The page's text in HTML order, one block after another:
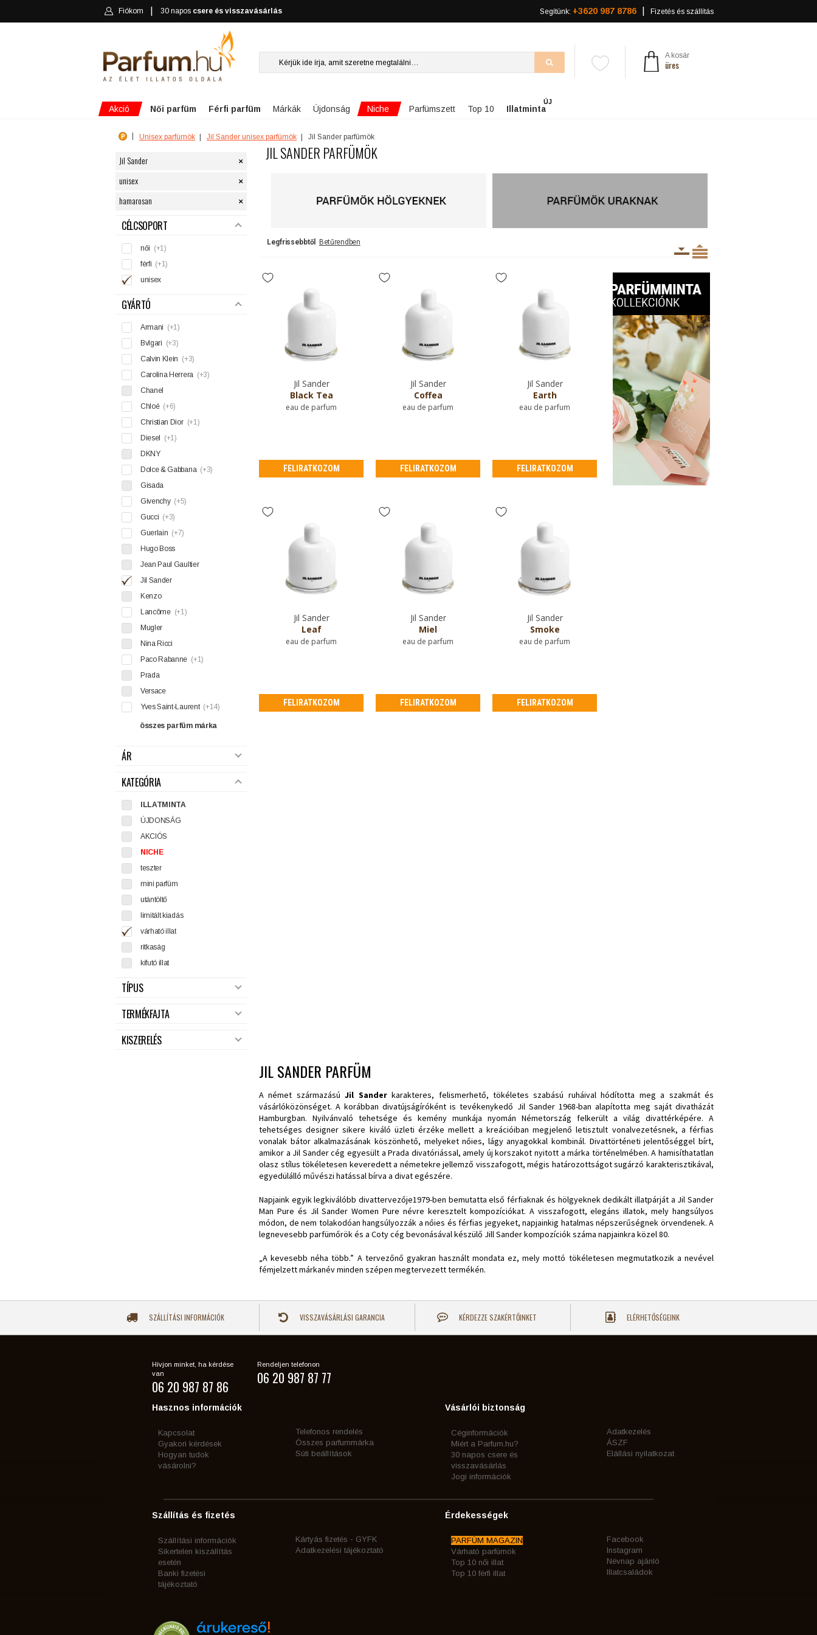
Fiókom 30 napos csere és visszavásárlás Segítünk: +3620 987 8786 Fizetés és szállítás
A kosár
üres
Akció Női parfüm Férfi parfüm Márkák Újdonság Niche Parfümszett Top 10 Illatminta
ÚJ
Unisex parfümök Jil Sander unisex parfümök Jil Sander parfümök
Jil Sander ×
unisex ×
hamarosan ×
SZŰRÉS
CÉLCSOPORT
női (+1)
férfi (+1)
unisex
GYÁRTÓ
Armani (+1)
Bvlgari (+3)
Calvin Klein (+3)
Carolina Herrera (+3)
Chanel
Chloé (+6)
Christian Dior (+1)
Diesel
(+1)
DKNY
Dolce & Gabbana (+3)
Gisada
Givenchy (+5)
Gucci (+3)
Guerlain (+7)
Hugo Boss
Jean Paul Gaultier
Jil Sander
Kenzo
Lancôme (+1)
Mugler
Nina Ricci
Paco Rabanne (+1)
Prada
Versace
Yves Saint-Laurent (+14)
összes parfüm márka
ÁR
KATEGÓRIA
ILLATMINTA
ÚJDONSÁG
AKCIÓS
NICHE
teszter
mini parfüm
utántöltő
limitált kiadás
várható illat
ritkaság
kifutó illat
TÍPUS
TERMÉKFAJTA
KISZERELÉS
JIL SANDER PARFÜMÖK
Legfrissebbtől Betűrendben
Jil Sander
Black Tea
eau de parfum
FELIRATKOZOM
Jil Sander
Coffea
eau de parfum
FELIRATKOZOM
Jil Sander
Earth
eau de parfum
FELIRATKOZOM
Jil Sander
Leaf
eau de parfum
FELIRATKOZOM
Jil Sander
Miel
eau de parfum
FELIRATKOZOM
Jil Sander
Smoke
eau de parfum
FELIRATKOZOM
JIL SANDER PARFÜM
A német származásúJil Sanderkarakteres, felismerhető, tökéletes szabású ruháival hódította meg a szakmát és
vásárlóközönséget. A korábban divatújságíróként is tevékenykedő Jil Sander 1968-ban alapította meg saját divatházát
Hamburgban. Nyilvánvaló tehetsége és kemény munkája nyomán Németország felkerült a világ divattérképére. A
tehetséges designer sikere kiváló üzleti érzéke mellett a kreációiban megjelenő letisztult vonalvezetésnek, a férfias
vonalak bátor alkalmazásának köszönhető, melyeket nőies, lágy anyagokkal kombinál. Divattörténeti jelentőséggel bírt,
amikor a Jil Sander cég egyesült a Prada divatóriással, amely új korszakot nyitott a márka történelmében. A hamisíthatatlan
olasz stílus tökéletesen keveredett a németekre jellemző visszafogott, mégis határozottságot sugárzó karakterisztikával,
egyedülálló művészi hatással bírva a divat egészére.
Napjaink egyik legkiválóbb divattervezője1979-ben bemutatta első férfiaknak és hölgyeknek dedikált illatpárját a Jil Sander
Man Pure és Jil Sander Women Pure névre keresztelt kompozíciókat. A visszafogott, elegáns illatok, mely hangsúlyos
módon, de nem tolakodóan hangsúlyozzák a nőies és férfias jegyeket, napjainkig hatalmas népszerűségnek örvendenek. A
legnevesebb parfümőrök és a Coty cég bevonásával készülő Jill Sander kompozíciók száma napjainkra közel 80.
„A kevesebb néha több.” A tervezőnő gyakran használt mondata ez, mely mottó tökéletesen megmutatkozik a nevével
fémjelzett márkanév minden szépen megtervezett termékén.
SZÁLLÍTÁSI INFORMÁCIÓK VISSZAVÁSÁRLÁSI GARANCIA KÉRDEZZE SZAKÉRTŐINKET ELÉRHETŐSÉGEINK
Hívjon minket, ha kérdése
van
06 20 987 87 86
Rendeljen telefonon
06 20 987 87 77
Hasznos információk
Kapcsolat
Gyakori kérdések
Hogyan tudok
vásárolni?
Telefonos rendelés
Összes parfummárka
Süti beállítások
Vásárlói biztonság
Céginformációk
Miért a Parfum.hu?
30 napos csere és
visszavásárlás
Jogi információk
Adatkezelés
ÁSZF
Elállási nyilatkozat
Szállítás és fizetés
Szállítási információk
Sikertelen kiszállítás
esetén
Banki fizetési
tájékoztató
Kártyás fizetés - GYFK
Adatkezelési tájékoztató
Érdekességek
PARFÜM MAGAZIN
Várható parfümök
Top 10 női illat
Top 10 férfi illat
Facebook
Instagram
Névnap ajánló
Illatcsaládok